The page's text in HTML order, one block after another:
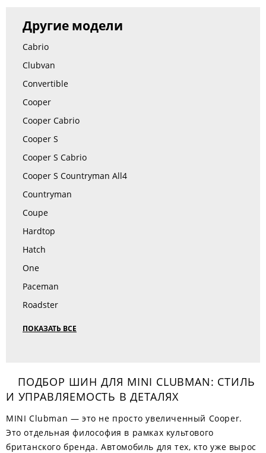
Другие модели
Cabrio
Clubvan
Convertible
Cooper
Cooper Cabrio
Cooper S
Cooper S Cabrio
Cooper S Countryman All4
Countryman
Coupe
Hardtop
Hatch
One
Paceman
Roadster
ПОКАЗАТЬ ВСЕ
ПОДБОР ШИН ДЛЯ MINI CLUBMAN: СТИЛЬ
И УПРАВЛЯЕМОСТЬ В ДЕТАЛЯХ
MINI Clubman — это не просто увеличенный Cooper.
Это отдельная философия в рамках культового
британского бренда. Автомобиль для тех, кто уже вырос